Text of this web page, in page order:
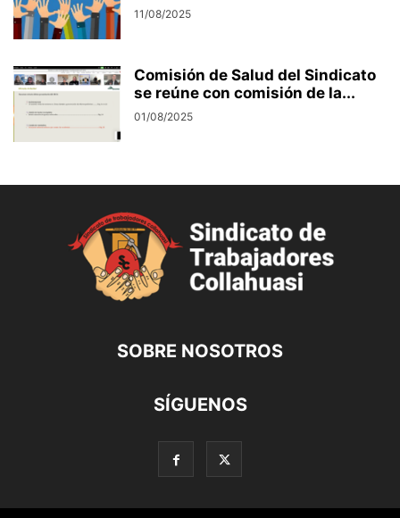
11/08/2025
Comisión de Salud del Sindicato
se reúne con comisión de la...
01/08/2025
SOBRE NOSOTROS
SÍGUENOS